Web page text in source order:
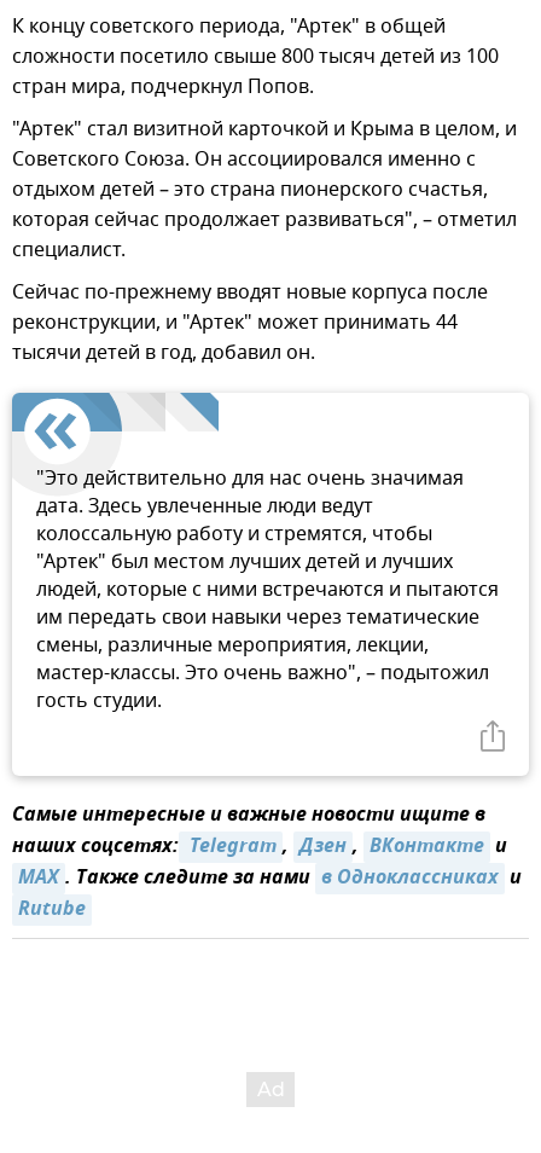
К концу советского периода, "Артек" в общей
сложности посетило свыше 800 тысяч детей из 100
стран мира, подчеркнул Попов.
"Артек" стал визитной карточкой и Крыма в целом, и
Советского Союза. Он ассоциировался именно с
отдыхом детей – это страна пионерского счастья,
которая сейчас продолжает развиваться", – отметил
специалист.
Сейчас по-прежнему вводят новые корпуса после
реконструкции, и "Артек" может принимать 44
тысячи детей в год, добавил он.
"Это действительно для нас очень значимая
дата. Здесь увлеченные люди ведут
колоссальную работу и стремятся, чтобы
"Артек" был местом лучших детей и лучших
людей, которые с ними встречаются и пытаются
им передать свои навыки через тематические
смены, различные мероприятия, лекции,
мастер-классы. Это очень важно", – подытожил
гость студии.
Самые интересные и важные новости ищите в
наших соцсетях: Telegram, Дзен, ВКонтакте и
MAX. Также следите за нами в Одноклассниках и
Rutube